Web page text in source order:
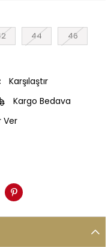
44
46
Karşılaştır
Kargo Bedava
Ver